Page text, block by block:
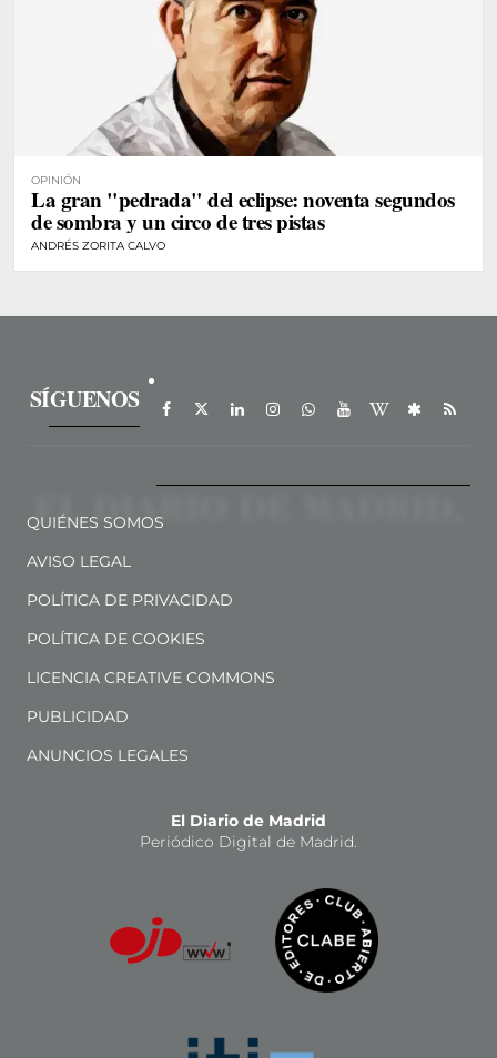
OPINIÓN
La gran "pedrada" del eclipse: noventa segundos
de sombra y un circo de tres pistas
ANDRÉS ZORITA CALVO
SÍGUENOS
QUIÉNES SOMOS
AVISO LEGAL
POLÍTICA DE PRIVACIDAD
POLÍTICA DE COOKIES
LICENCIA CREATIVE COMMONS
PUBLICIDAD
ANUNCIOS LEGALES
El Diario de Madrid
Periódico Digital de Madrid.